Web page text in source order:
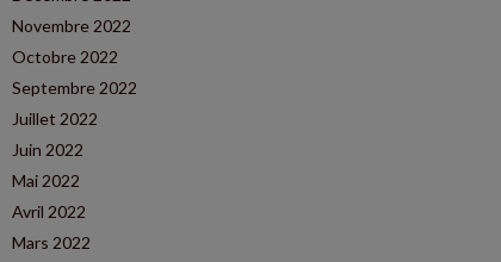
Novembre 2022
Octobre 2022
Septembre 2022
Juillet 2022
Juin 2022
Mai 2022
Avril 2022
Mars 2022